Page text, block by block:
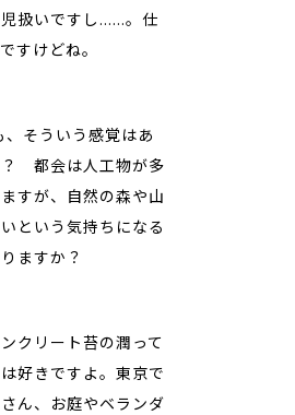
扱いですし……。仕
すけどね。
、そういう感覚はあ
？ 都会は人工物が多
すが、自然の森や山
という気持ちになる
ますか？
クリート苔の潤って
好きですよ。東京で
ん、お庭やベランダ